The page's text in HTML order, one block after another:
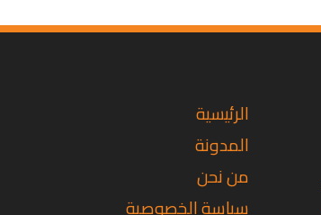
الرئيسية
المدونة
من نحن
سياسة الخصوصية